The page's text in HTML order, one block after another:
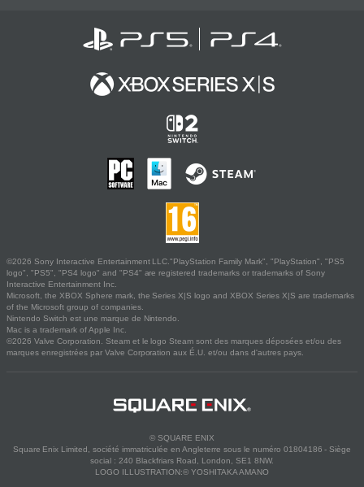
©2026 Sony Interactive Entertainment LLC."PlayStation Family Mark", "PlayStation", "PS5
logo", "PS5", "PS4 logo" and "PS4" are registered trademarks or trademarks of Sony
Interactive Entertainment Inc.
Microsoft, the XBOX Sphere mark, the Series X|S logo and XBOX Series X|S are trademarks
of the Microsoft group of companies.
Nintendo Switch est une marque de Nintendo.
Mac is a trademark of Apple Inc.
©2026 Valve Corporation. Steam et le logo Steam sont des marques déposées et/ou des
marques enregistrées par Valve Corporation aux É.U. et/ou dans d'autres pays.
© SQUARE ENIX
Square Enix Limited, société immatriculée en Angleterre sous le numéro 01804186 - Siège
social : 240 Blackfriars Road, London, SE1 8NW.
LOGO ILLUSTRATION:© YOSHITAKA AMANO